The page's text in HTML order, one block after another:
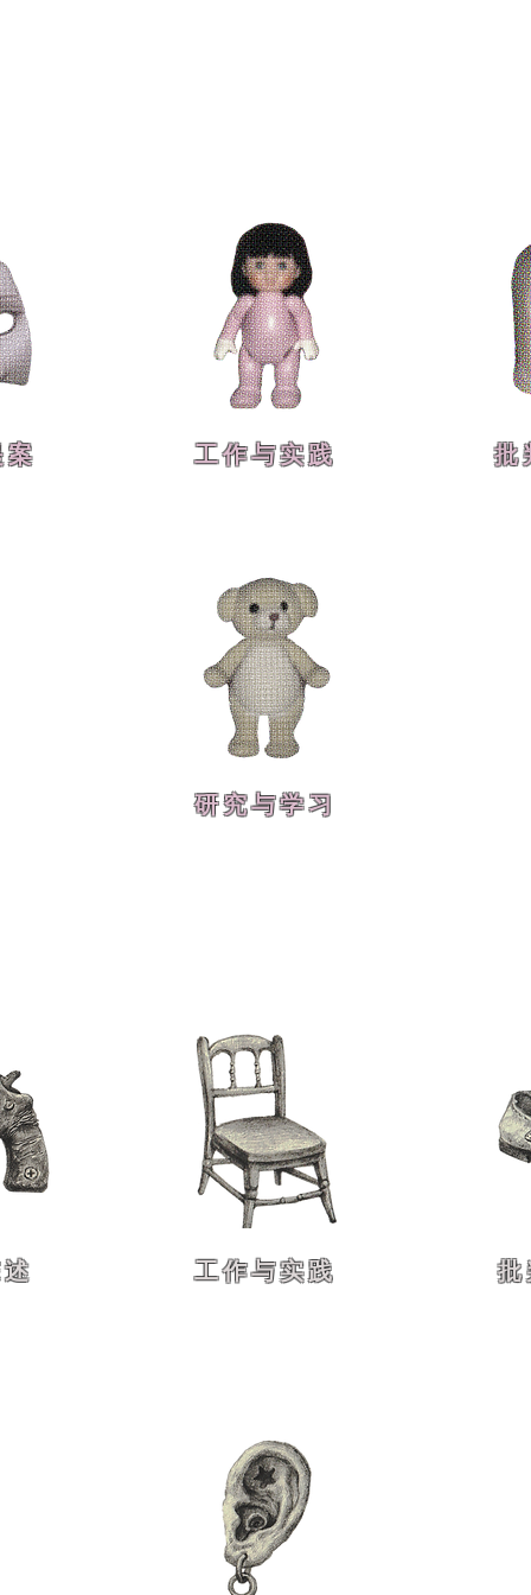
案 工作与实践 批
研究与学习
工作与实践